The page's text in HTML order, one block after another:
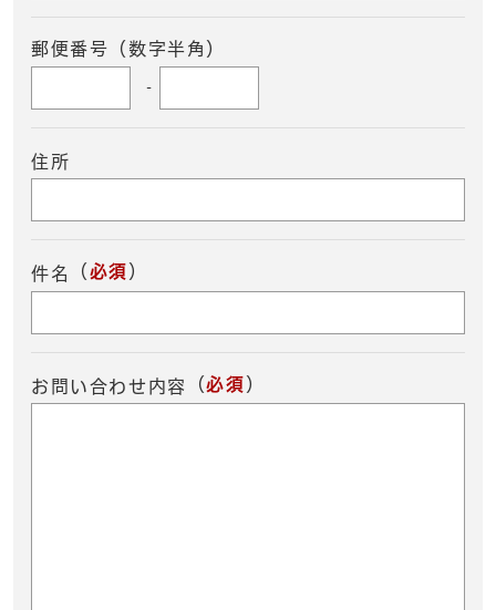
郵便番号（数字半角）
-
住所
件名 （ 必須 ）
お問い合わせ内容 （必須 ）